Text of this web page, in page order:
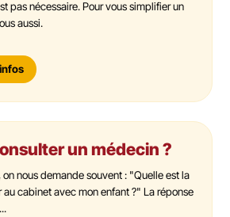
pas nécessaire. Pour vous simplifier un
aussi.
un médecin ?
nous demande souvent : "Quelle est la
au cabinet avec mon enfant ?" La réponse